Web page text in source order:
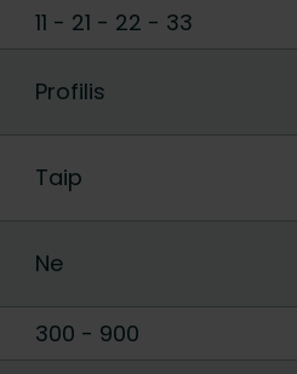
11 - 21 - 22 - 33
Profilis
Taip
Ne
300 - 900